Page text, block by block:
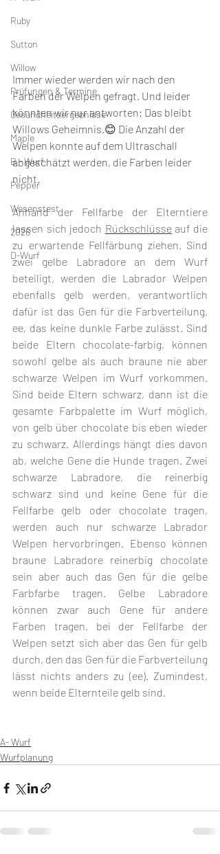
Ruby
Sutton
Willow
Prüfungen & Termine
Gesundheitsergebnisse
Maple
B - Wurf
Pepper
Wesenstest
2026
D-Wurf
Immer wieder werden wir nach den
Farben der Welpen gefragt. Und leider
könnten wir nur antworten: Das bleibt
Willows Geheimnis.😊 Die Anzahl der
Welpen konnte auf dem Ultraschall
abgeschätzt werden, die Farben leider
nicht.
Anhand der Fellfarbe der Elterntiere
lassen sich jedoch Rückschlüsse auf die
zu erwartende Fellfärbung ziehen. Sind
zwei gelbe Labradore an dem Wurf
beteiligt, werden die Labrador Welpen
ebenfalls gelb werden, verantwortlich
dafür ist das Gen für die Farbverteilung,
ee, das keine dunkle Farbe zulässt. Sind
beide Eltern chocolate-farbig, können
sowohl gelbe als auch braune nie aber
schwarze Welpen im Wurf vorkommen.
Sind beide Eltern schwarz, dann ist die
gesamte Farbpalette im Wurf möglich,
von gelb über chocolate bis eben wieder
zu schwarz. Allerdings hängt dies davon
ab, welche Gene die Hunde tragen. Zwei
schwarze Labradore, die reinerbig
schwarz sind und keine Gene für die
Fellfarbe gelb oder chocolate tragen,
werden auch nur schwarze Labrador
Welpen hervorbringen. Ebenso können
braune Labradore reinerbig chocolate
sein aber auch das Gen für die gelbe
Farbfarbe tragen. Gelbe Labradore
können zwar auch Gene für andere
Farben tragen, bei der Fellfarbe der
Welpen setzt sich aber das Gen für gelb
durch, den das Gen für die Farbverteilung
lässt nichts anders zu (ee). Zumindest,
wenn beide Elternteile gelb sind.
A- Wurf
Wurfplanung